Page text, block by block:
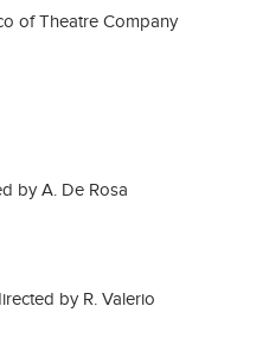
of Theatre Company
by A. De Rosa
by R. Valerio